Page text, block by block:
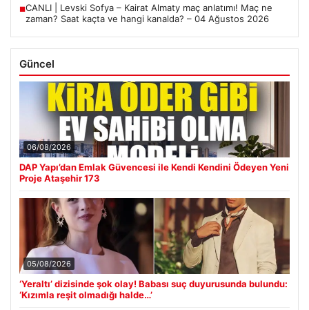
■CANLI | Levski Sofya – Kairat Almaty maç anlatımı! Maç ne
zaman? Saat kaçta ve hangi kanalda? – 04 Ağustos 2026
Güncel
06/08/2026
DAP Yapı’dan Emlak Güvencesi ile Kendi Kendini Ödeyen Yeni
Proje Ataşehir 173
05/08/2026
‘Yeraltı’ dizisinde şok olay! Babası suç duyurusunda bulundu:
‘Kızımla reşit olmadığı halde…’